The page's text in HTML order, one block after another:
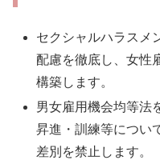
セクシャルハラスメ
配慮を徹底し、女性
構築します。
男女雇用機会均等法
昇進・訓練等につい
差別を禁止します。